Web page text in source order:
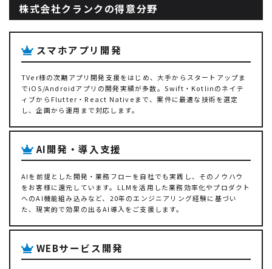
株式会社クランクの得意分野
スマホアプリ開発
TVer様の次期アプリ開発支援をはじめ、大手からスタートアップま
でiOS/Androidアプリの開発実績が多数。Swift・Kotlinのネイテ
ィブからFlutter・React Nativeまで、案件に最適な技術を選定
し、企画から運用まで対応します。
AI開発・導入支援
AIを前提とした開発・業務フローを自社でも実践し、そのノウハウ
をお客様に還元しています。LLMを活用した業務効率化やプロダクト
へのAI機能組み込みなど、20年のエンジニアリング経験に基づい
た、現実的で効果の出るAI導入をご支援します。
WEBサービス開発